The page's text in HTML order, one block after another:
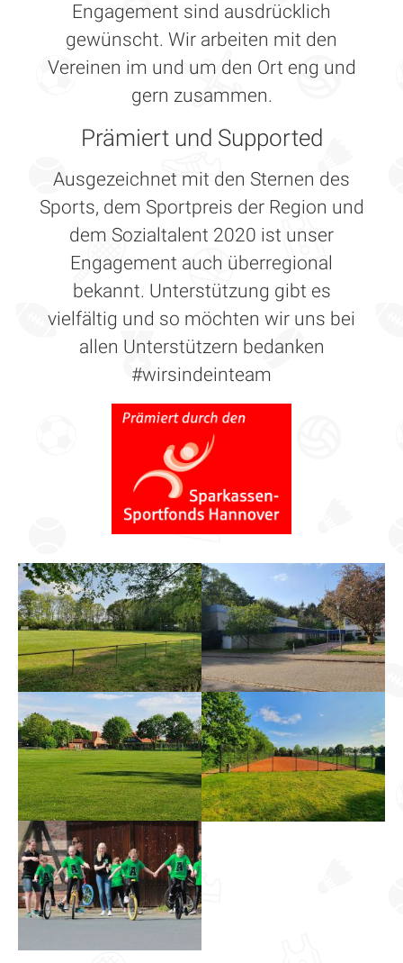
Engagement sind ausdrücklich
gewünscht. Wir arbeiten mit den
Vereinen im und um den Ort eng und
gern zusammen.
Prämiert und Supported
Ausgezeichnet mit den Sternen des
Sports, dem Sportpreis der Region und
dem Sozialtalent 2020 ist unser
Engagement auch überregional
bekannt. Unterstützung gibt es
vielfältig und so möchten wir uns bei
allen Unterstützern bedanken
#wirsindeinteam